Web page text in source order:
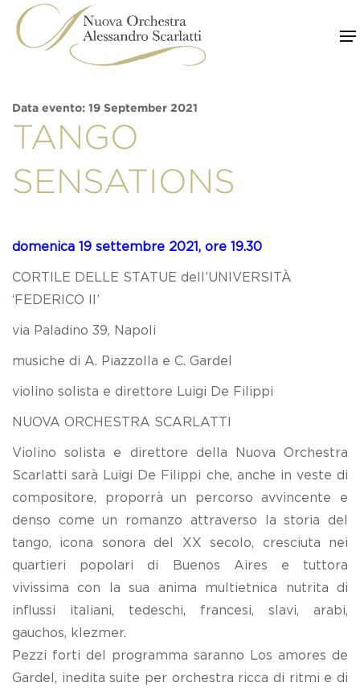
content
Data evento: 19 September 2021
TANGO
SENSATIONS
domenica 19 settembre 2021, ore 19.30
CORTILE DELLE STATUE dell’UNIVERSITÀ
‘FEDERICO II’
via Paladino 39, Napoli
musiche di A. Piazzolla e C. Gardel
violino solista e direttore Luigi De Filippi
NUOVA ORCHESTRA SCARLATTI
Violino solista e direttore della Nuova Orchestra
Scarlatti sarà Luigi De Filippi che, anche in veste di
compositore, proporrà un percorso avvincente e
denso come un romanzo attraverso la storia del
tango, icona sonora del XX secolo, cresciuta nei
quartieri popolari di Buenos Aires e tuttora
vivissima con la sua anima multietnica nutrita di
influssi italiani, tedeschi, francesi, slavi, arabi,
gauchos, klezmer.
Pezzi forti del programma saranno Los amores de
Gardel, inedita suite per orchestra ricca di ritmi e di